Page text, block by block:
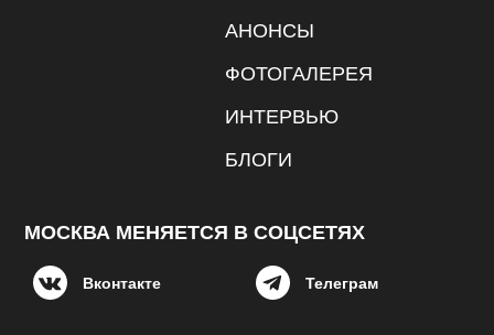
АНОНСЫ
ФОТОГАЛЕРЕЯ
ИНТЕРВЬЮ
БЛОГИ
МОСКВА МЕНЯЕТСЯ В СОЦСЕТЯХ
Вконтакте Телеграм